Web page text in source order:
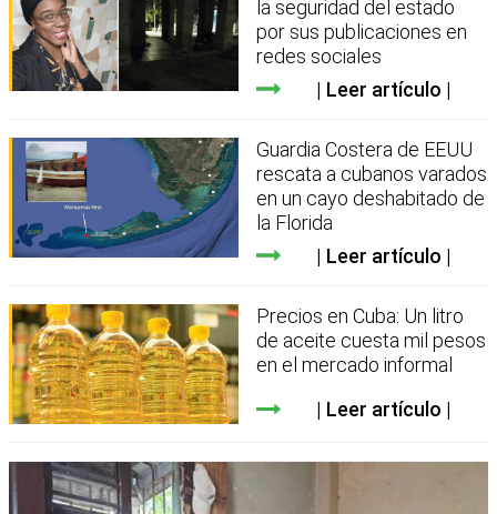
la seguridad del estado
por sus publicaciones en
redes sociales
Leer artículo
Guardia Costera de EEUU
rescata a cubanos varados
en un cayo deshabitado de
la Florida
Leer artículo
Precios en Cuba: Un litro
de aceite cuesta mil pesos
en el mercado informal
Leer artículo